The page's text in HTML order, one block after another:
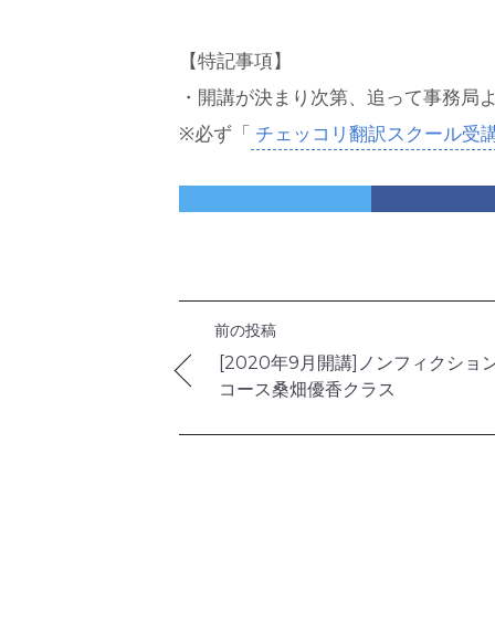
【特記事項】
・開講が決まり次第、追って事務局
※必ず「 チェッコリ翻訳スクール受
前の投稿
[2020年9月開講]ノンフィクショ
コース桑畑優香クラス